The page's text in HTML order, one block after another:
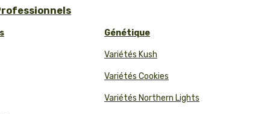
Génétique
Variétés Kush
Variétés Cookies
Variétés Northern Lights